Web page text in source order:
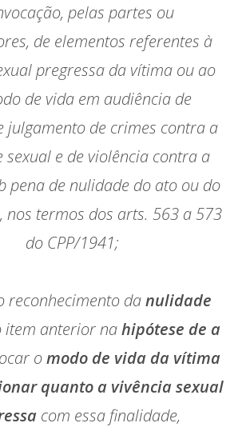
pelas partes ou
de elementos referentes à
pregressa da vítima ou ao
de vida em audiência de
julgamento de crimes contra a
sexual e de violência contra a
pena de nulidade do ato ou do
nos termos dos arts. 563 a 573
do CPP/1941;
reconhecimento danulidade
item anterior nahipótese de a
omodo de vida da vítima
quanto a vivência sexual
com essa finalidade,